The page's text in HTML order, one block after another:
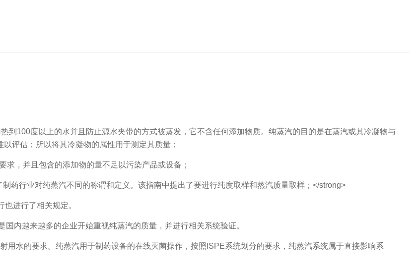
到100度以上的水并且防止源水夹带的方式被蒸发，它不含任何添加物质。纯蒸汽的目的是在蒸汽或其冷凝物与
评估；所以将其冷凝物的属性用于测定其质量；
，并且包含的添加物的量不足以污染产品或设备；
药行业对纯蒸汽不同的称谓和定义。该指南中提出了要进行纯度取样和蒸汽质量取样；</strong>
进行了相关规定。
内越来越多的企业开始重视纯蒸汽的质量，并进行相关系统验证。
水的要求。纯蒸汽用于制药设备的在线灭菌操作，按照ISPE系统划分的要求，纯蒸汽系统属于直接影响系